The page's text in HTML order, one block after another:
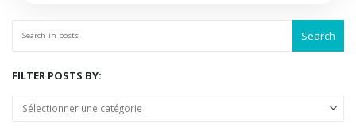
Search
FILTER POSTS BY: